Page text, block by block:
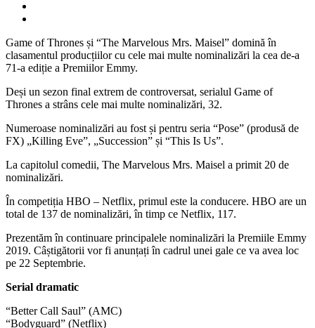
Game of Thrones și “The Marvelous Mrs. Maisel” domină în
clasamentul producțiilor cu cele mai multe nominalizări la cea de-a
71-a ediție a Premiilor Emmy.
Deși un sezon final extrem de controversat, serialul Game of
Thrones a strâns cele mai multe nominalizări, 32.
Numeroase nominalizări au fost și pentru seria “Pose” (produsă de
FX) „Killing Eve”, „Succession” și “This Is Us”.
La capitolul comedii, The Marvelous Mrs. Maisel a primit 20 de
nominalizări.
În competiția HBO – Netflix, primul este la conducere. HBO are un
total de 137 de nominalizări, în timp ce Netflix, 117.
Prezentăm în continuare principalele nominalizări la Premiile Emmy
2019. Câștigătorii vor fi anunțați în cadrul unei gale ce va avea loc
pe 22 Septembrie.
Serial dramatic
“Better Call Saul” (AMC)
“Bodyguard” (Netflix)